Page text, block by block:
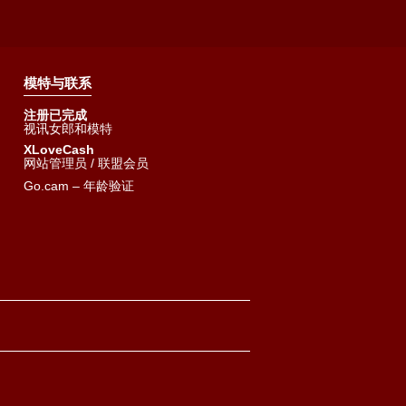
模特与联系
注册已完成
视讯女郎和模特
XLoveCash
网站管理员 / 联盟会员
Go.cam – 年龄验证